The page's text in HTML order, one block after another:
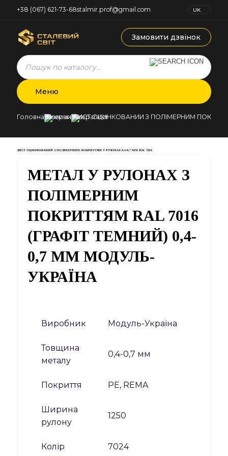
+38 (067) 621-73-68stalmir.prof@gmail.com
UK
Замовити дзвінок
Products
search
Меню
Головна Новини ЛИСТ ОЦИНКОВАНИЙ З ПОЛІМЕРНИМ
ЛИСТ ОЦИНКОВАНИЙ З ПОЛІМЕРНИМ ПОКРИТТЯМ У РУЛОНАХ 0,4-0,7 ММ RAL 7016
МЕТАЛ У РУЛОНАХ З
ПОЛІМЕРНИМ
ПОКРИТТЯМ RAL 7016
(ГРАФІТ ТЕМНИЙ) 0,4-
0,7 ММ МОДУЛЬ-
УКРАЇНА
Виробник Модуль-Україна
Товщина
металу
0,4-0,7 мм
Покриття PE, REMA
Ширина
рулону
1250
Колір 7024